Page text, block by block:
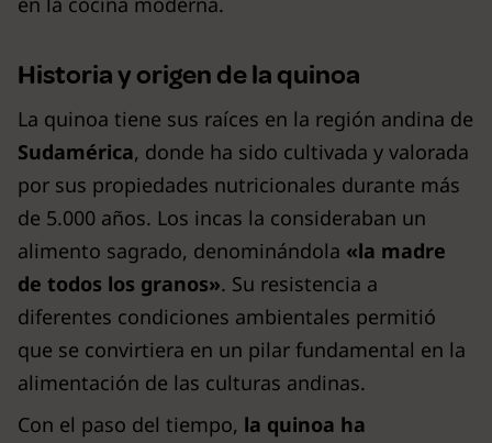
Historia y origen de la quinoa
La quinoa tiene sus raíces en la región andina de
Sudamérica, donde ha sido cultivada y valorada
por sus propiedades nutricionales durante más
de 5.000 años. Los incas la consideraban un
alimento sagrado, denominándola «la madre
de todos los granos». Su resistencia a
diferentes condiciones ambientales permitió
que se convirtiera en un pilar fundamental en la
alimentación de las culturas andinas.
Con el paso del tiempo, la quinoa ha